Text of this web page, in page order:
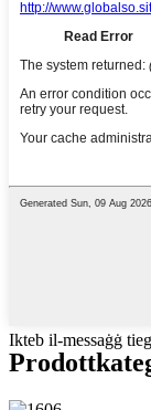
Ikteb il-messaġġ
Prodott